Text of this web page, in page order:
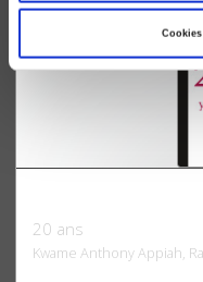
20 ans
Kwame Anthony Appiah,